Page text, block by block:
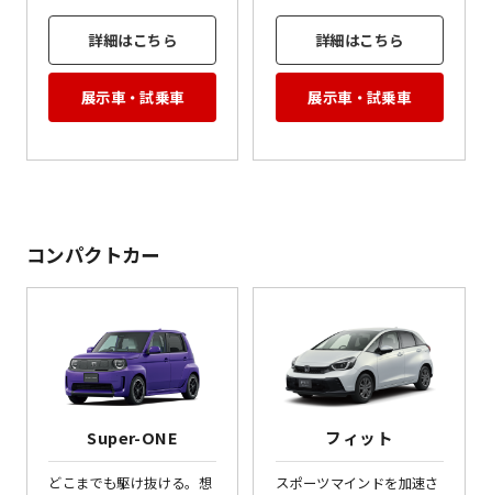
詳細はこちら
展示車・試乗車
詳細はこちら
展示車・試乗車
コンパクトカー
Super-ONE
どこまでも駆け抜ける。想
フィット
スポーツマインドを加速さ